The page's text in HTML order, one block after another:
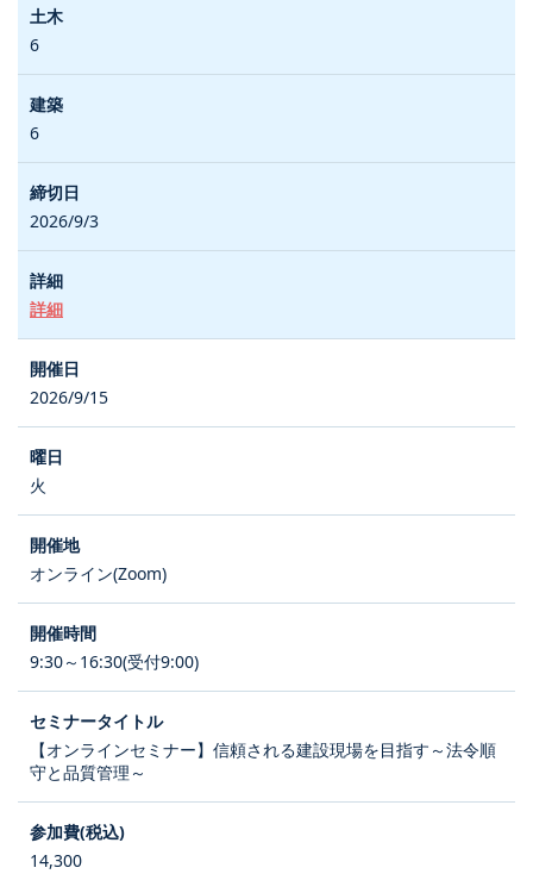
6
6
2026/9/3
詳細
2026/9/15
火
オンライン(Zoom)
9:30～16:30(受付9:00)
【オンラインセミナー】信頼される建設現場を目指す～法令順
守と品質管理～
14,300